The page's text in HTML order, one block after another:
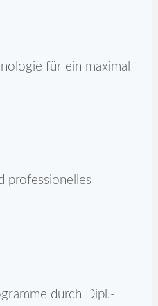
für ein maximal
professionelles
durch Dipl.-